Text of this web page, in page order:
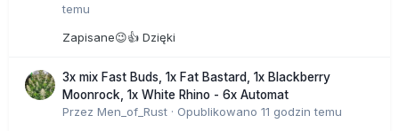
temu
Zapisane😉👍 Dzięki
3x mix Fast Buds, 1x Fat Bastard, 1x Blackberry
Moonrock, 1x White Rhino - 6x Automat
Przez Men_of_Rust · Opublikowano 11 godzin temu